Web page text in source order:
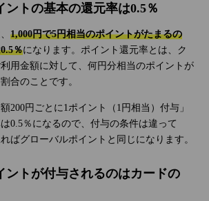
ントの基本の還元率は0.5％
1,000円で5円相当のポイントがたまるの
％になります。ポイント還元率とは、ク
用金額に対して、何円分相当のポイントが
合のことです。
200円ごとに1ポイント（1円相当）付与」
0.5％になるので、付与の条件は違って
ばグローバルポイントと同じになります。
ントが付与されるのはカードの